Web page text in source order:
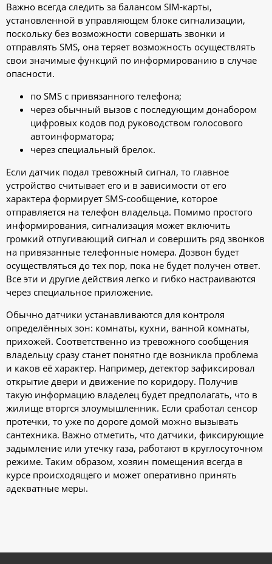
Важно всегда следить за балансом SIM-карты,
установленной в управляющем блоке сигнализации,
поскольку без возможности совершать звонки и
отправлять SMS, она теряет возможность осуществлять
свои значимые функций по информированию в случае
опасности.
по SMS с привязанного телефона;
через обычный вызов с последующим донабором
цифровых кодов под руководством голосового
автоинформатора;
через специальный брелок.
Если датчик подал тревожный сигнал, то главное
устройство считывает его и в зависимости от его
характера формирует SMS-сообщение, которое
отправляется на телефон владельца. Помимо простого
информирования, сигнализация может включить
громкий отпугивающий сигнал и совершить ряд звонков
на привязанные телефонные номера. Дозвон будет
осуществляться до тех пор, пока не будет получен ответ.
Все эти и другие действия легко и гибко настраиваются
через специальное приложение.
Обычно датчики устанавливаются для контроля
определённых зон: комнаты, кухни, ванной комнаты,
прихожей. Соответственно из тревожного сообщения
владельцу сразу станет понятно где возникла проблема
и каков её характер. Например, детектор зафиксировал
открытие двери и движение по коридору. Получив
такую информацию владелец будет предполагать, что в
жилище вторгся злоумышленник. Если сработал сенсор
протечки, то уже по дороге домой можно вызывать
сантехника. Важно отметить, что датчики, фиксирующие
задымление или утечку газа, работают в круглосуточном
режиме. Таким образом, хозяин помещения всегда в
курсе происходящего и может оперативно принять
адекватные меры.